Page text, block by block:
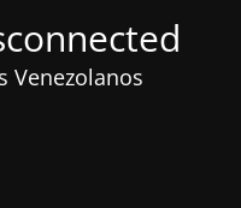
Venezolanos